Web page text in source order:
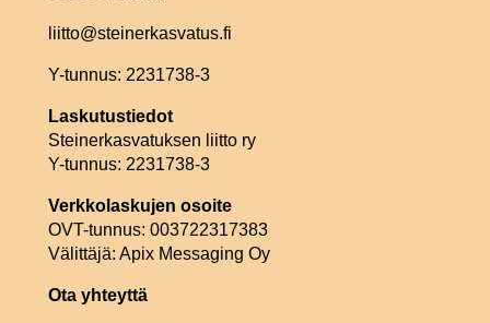
liitto@steinerkasvatus.fi
Y-tunnus: 2231738-3
Laskutustiedot
Steinerkasvatuksen liitto ry
Y-tunnus: 2231738-3
Verkkolaskujen osoite
OVT-tunnus: 003722317383
Välittäjä: Apix Messaging Oy
Ota yhteyttä